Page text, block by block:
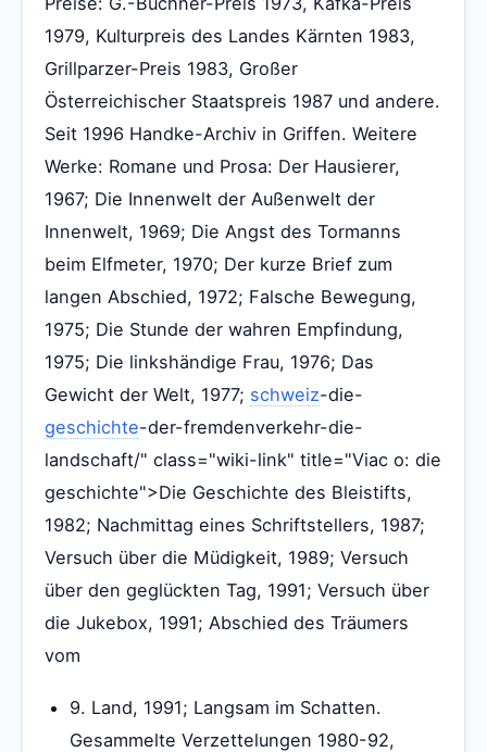
1979, Kulturpreis des Landes Kärnten 1983,
Grillparzer-Preis 1983, Großer
Österreichischer Staatspreis 1987 und andere.
Seit 1996 Handke-Archiv in Griffen. Weitere
Werke: Romane und Prosa: Der Hausierer,
1967; Die Innenwelt der Außenwelt der
Innenwelt, 1969; Die Angst des Tormanns
beim Elfmeter, 1970; Der kurze Brief zum
langen Abschied, 1972; Falsche Bewegung,
1975; Die Stunde der wahren Empfindung,
1975; Die linkshändige Frau, 1976; Das
Gewicht der Welt, 1977; schweiz-die-
geschichte-der-fremdenverkehr-die-
landschaft/" class="wiki-link" title="Viac o: die
geschichte">Die Geschichte des Bleistifts,
1982; Nachmittag eines Schriftstellers, 1987;
Versuch über die Müdigkeit, 1989; Versuch
über den geglückten Tag, 1991; Versuch über
die Jukebox, 1991; Abschied des Träumers
vom
9. Land, 1991; Langsam im Schatten.
Gesammelte Verzettelungen 1980-92,